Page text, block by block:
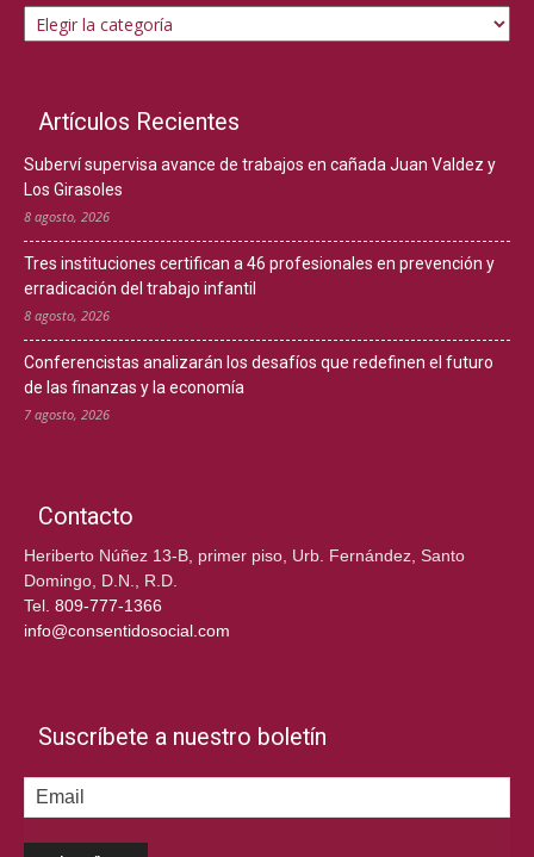
Artículos Recientes
Suberví supervisa avance de trabajos en cañada Juan Valdez y
Los Girasoles
8 agosto, 2026
Tres instituciones certifican a 46 profesionales en prevención y
erradicación del trabajo infantil
8 agosto, 2026
Conferencistas analizarán los desafíos que redefinen el futuro
de las finanzas y la economía
7 agosto, 2026
Contacto
Heriberto Núñez 13-B, primer piso, Urb. Fernández, Santo
Domingo, D.N., R.D.
Tel. 809-777-1366
info@consentidosocial.com
Suscríbete a nuestro boletín